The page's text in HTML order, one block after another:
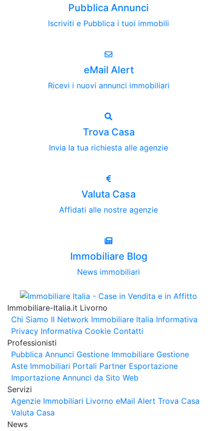
Pubblica Annunci
Iscriviti e Pubblica i tuoi immobili
eMail Alert
Ricevi i nuovi annunci immobiliari
Trova Casa
Invia la tua richiesta alle agenzie
Valuta Casa
Affidati alle nostre agenzie
Immobiliare Blog
News immobiliari
Immobiliare-Italia.it Livorno
Chi Siamo Il Network Immobiliare Italia Informativa
Privacy Informativa Cookie Contatti
Professionisti
Pubblica Annunci Gestione Immobiliare Gestione
Aste Immobiliari Portali Partner Esportazione
Importazione Annunci da Sito Web
Servizi
Agenzie Immobiliari Livorno eMail Alert Trova Casa
Valuta Casa
News